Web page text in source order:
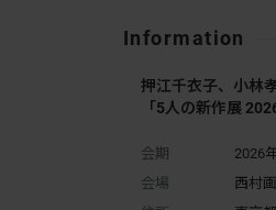
Information
押江千衣子、小林
「5人の新作展
会期
2026
会場
西村